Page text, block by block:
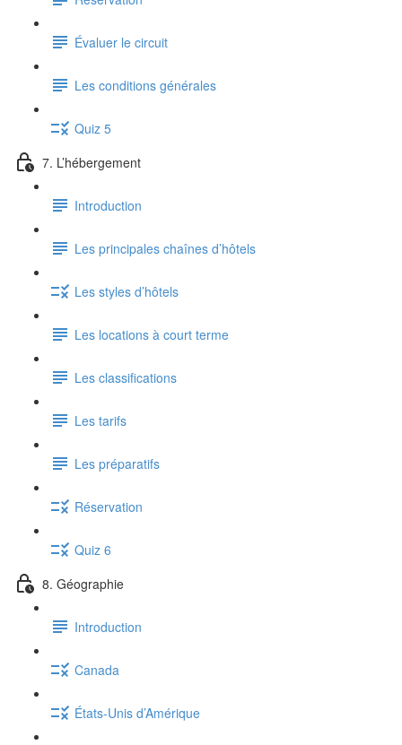
Évaluer le circuit
Les conditions générales
Quiz 5
7. L’hébergement
Introduction
Les principales chaînes d’hôtels
Les styles d’hôtels
Les locations à court terme
Les classifications
Les tarifs
Les préparatifs
Réservation
Quiz 6
8. Géographie
Introduction
Canada
États-Unis d’Amérique